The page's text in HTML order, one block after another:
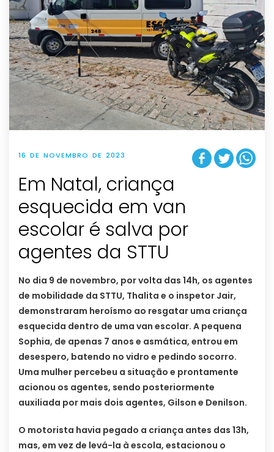
16 DE NOVEMBRO DE 2023
Em Natal, criança
esquecida em van
escolar é salva por
agentes da STTU
No dia 9 de novembro, por volta das 14h, os agentes
de mobilidade da STTU, Thalita e o inspetor Jair,
demonstraram heroísmo ao resgatar uma criança
esquecida dentro de uma van escolar. A pequena
Sophia, de apenas 7 anos e asmática, entrou em
desespero, batendo no vidro e pedindo socorro.
Uma mulher percebeu a situação e prontamente
acionou os agentes, sendo posteriormente
auxiliada por mais dois agentes, Gilson e Denilson.
O motorista havia pegado a criança antes das 13h,
mas, em vez de levá-la à escola, estacionou o